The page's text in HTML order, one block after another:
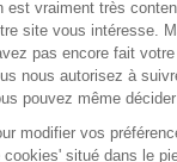
du
Bourgeois.
à la